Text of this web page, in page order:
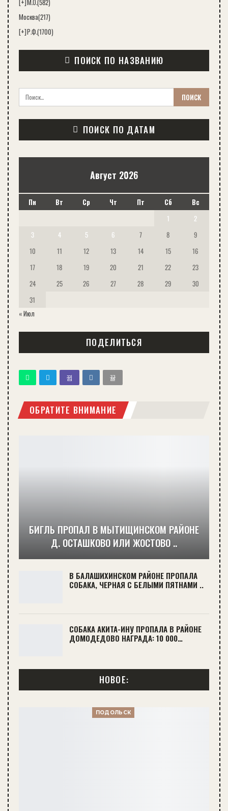
Москва(217)
[+]Р.Ф.(1700)
ПОИСК ПО НАЗВАНИЮ
ПОИСК ПО ДАТАМ
Август 2026
Пн Вт Ср Чт Пт Сб
Вс
1
2
3
4 5 6 7 8
9
10
11 12 13 14 15
16
17
18 19 20 21 22
23
24
25 26 27 28 29
30
31
« Июл
ПОДЕЛИТЬСЯ
ОБРАТИТЕ ВНИМАНИЕ
БИГЛЬ ПРОПАЛ В МЫТИЩИНСКОМ РАЙОНЕ
Д. ОСТАШКОВО ИЛИ ЖОСТОВО ..
В БАЛАШИХИНСКОМ РАЙОНЕ ПРОПАЛА
СОБАКА, ЧЕРНАЯ С БЕЛЫМИ ПЯТНАМИ ..
СОБАКА АКИТА-ИНУ ПРОПАЛА В РАЙОНЕ
ДОМОДЕДОВО НАГРАДА: 10 000…
НОВОЕ:
ПОДОЛЬСК